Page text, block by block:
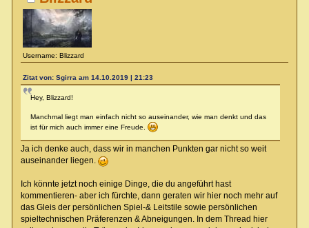
Username: Blizzard
Zitat von: Sgirra am 14.10.2019 | 21:23
Hey, Blizzard!
Manchmal liegt man einfach nicht so auseinander, wie man denkt und das
ist für mich auch immer eine Freude.
Ja ich denke auch, dass wir in manchen Punkten gar nicht so weit
auseinander liegen.
Ich könnte jetzt noch einige Dinge, die du angeführt hast
kommentieren- aber ich fürchte, dann geraten wir hier noch mehr auf
das Gleis der persönlichen Spiel-& Leitstile sowie persönlichen
spieltechnischen Präferenzen & Abneigungen. In dem Thread hier